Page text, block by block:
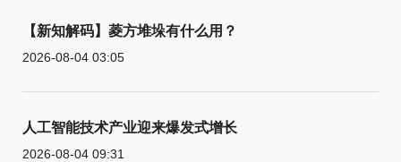
【新知解码】菱方堆垛有什么用？
2026-08-04 03:05
人工智能技术产业迎来爆发式增长
2026-08-04 09:31